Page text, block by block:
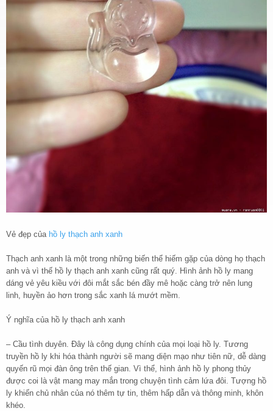
Vẻ đẹp của hồ ly thạch anh xanh
Thạch anh xanh là một trong những biến thể hiếm gặp của dòng họ thạch
anh và vì thế hồ ly thạch anh xanh cũng rất quý. Hình ảnh hồ ly mang
dáng vẻ yêu kiều với đôi mắt sắc bén đầy mê hoặc càng trở nên lung
linh, huyền ảo hơn trong sắc xanh lá mướt mềm.
Ý nghĩa của hồ ly thạch anh xanh
– Cầu tình duyên. Đây là công dụng chính của mọi loại hồ ly. Tương
truyền hồ ly khi hóa thành người sẽ mang diện mạo như tiên nữ, dễ dàng
quyến rũ mọi đàn ông trên thế gian. Vì thể, hình ảnh hồ ly phong thủy
được coi là vật mang may mắn trong chuyện tình cảm lứa đôi. Tượng hồ
ly khiến chủ nhân của nó thêm tự tin, thêm hấp dẫn và thông minh, khôn
khéo.